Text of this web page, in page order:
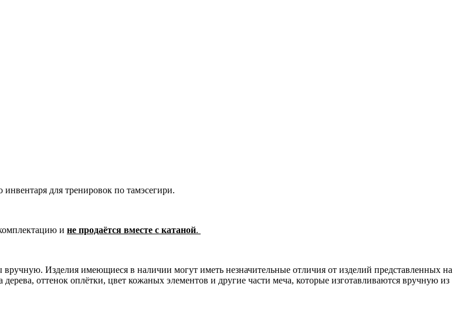
для тренировок по тамэсегири.
и не продаётся вместе с катаной.
Изделия имеющиеся в наличии могут иметь незначительные отличия от изделий представленных на
оттенок оплётки, цвет кожаных элементов и другие части меча, которые изготавливаются вручную из